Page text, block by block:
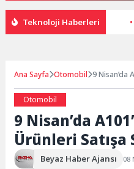
Teknoloji Haberleri
Ana Sayfa Otomobil 9 Nisan’da
Otomobil
9 Nisan’da
Ürünleri Satışa
Beyaz Haber Ajansı
08